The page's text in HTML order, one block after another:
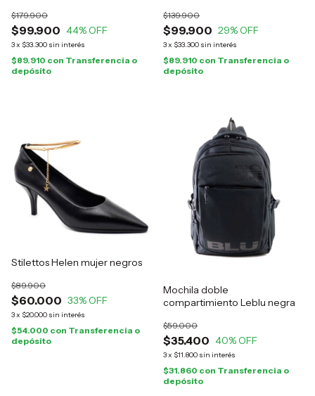
$99.900
$179.900
44% OFF
3x $33.300 sin interés
$89.910 con Transferencia o
depósito
$99.900
$139.900
29% OFF
3x $33.300 sin interés
$89.910 con Transferencia o
depósito
Stilettos Helen mujer negros
$60.000
$89.900
33% OFF
3x $20.000 sin interés
$54.000 con Transferencia o
depósito
Mochila doble
compartimiento Leblu negra
$35.400
$59.000
40% OFF
3x $11.800 sin interés
$31.860 con Transferencia o
depósito